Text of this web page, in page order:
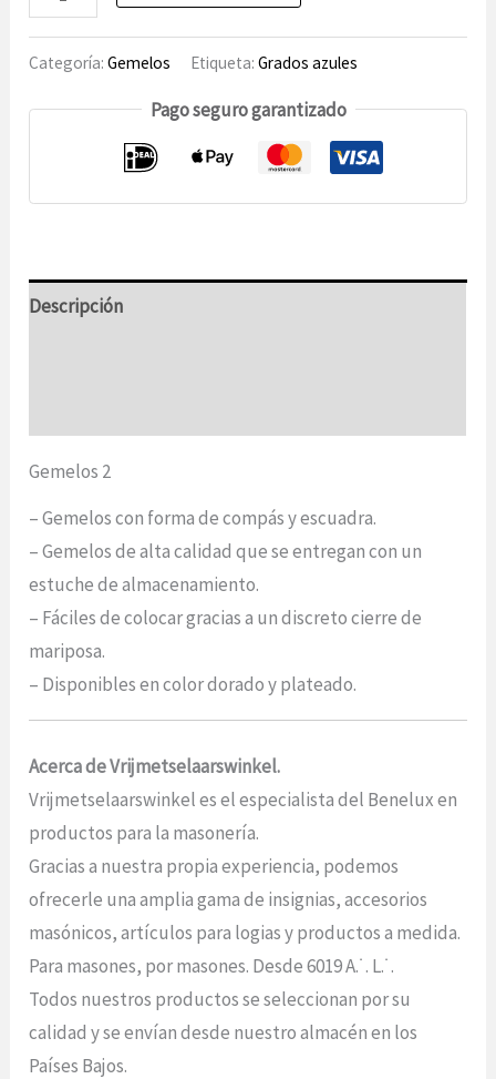
2
unidades
Categoría:Gemelos Etiqueta:Grados azules
Pago seguro garantizado
Descripción
Gemelos 2
– Gemelos con forma de compás y escuadra.
– Gemelos de alta calidad que se entregan con un
estuche de almacenamiento.
– Fáciles de colocar gracias a un discreto cierre de
mariposa.
– Disponibles en color dorado y plateado.
Acerca de Vrijmetselaarswinkel.
Vrijmetselaarswinkel es el especialista del Benelux en
productos para la masonería.
Gracias a nuestra propia experiencia, podemos
ofrecerle una amplia gama de insignias, accesorios
masónicos, artículos para logias y productos a medida.
Para masones, por masones. Desde 6019 A.˙. L.˙.
Todos nuestros productos se seleccionan por su
calidad y se envían desde nuestro almacén en los
Países Bajos.